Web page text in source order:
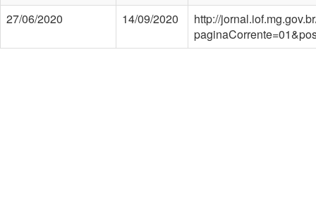
27/06/2020
14/09/2020
http://